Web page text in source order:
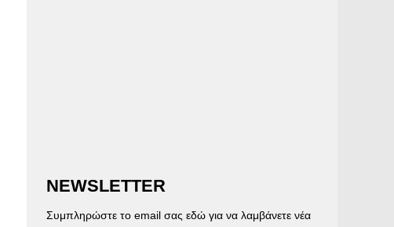
NEWSLETTER
Συμπληρώστε το email σας εδώ για να λαμβάνετε νέα